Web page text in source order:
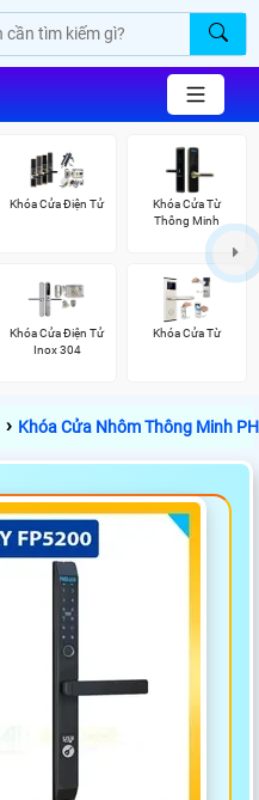
Khóa Cửa Điện Tử
Khóa Cửa Từ
Thông Minh
Khóa Cửa Điện Tử
Inox 304
Khóa Cửa Từ
› Khóa Cửa Nhôm Thông Minh